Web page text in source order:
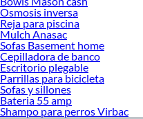
Osmosis inversa
Reja para piscina
Mulch Anasac
Sofas Basement home
Cepilladora de banco
Escritorio plegable
Parrillas para bicicleta
Sofas y sillones
Bateria 55 amp
Shampo para perros Virbac